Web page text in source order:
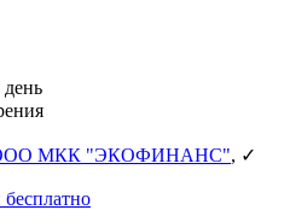
МКК "ЭКОФИНАНС", ✓